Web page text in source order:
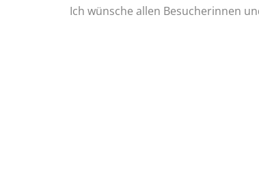
Ich wünsche allen Besucherinnen